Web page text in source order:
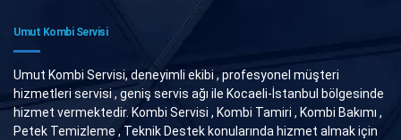
Umut Kombi Servisi
Umut Kombi Servisi, deneyimli ekibi , profesyonel müşteri
hizmetleri servisi , geniş servis ağı ile Kocaeli-İstanbul bölgesinde
hizmet vermektedir. Kombi Servisi , Kombi Tamiri , Kombi Bakımı ,
Petek Temizleme , Teknik Destek konularında hizmet almak için